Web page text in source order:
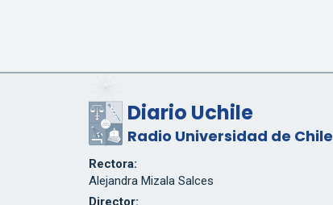
Diario Uchile
Radio Universidad de Chile
Rectora:
Alejandra Mizala Salces
Director: